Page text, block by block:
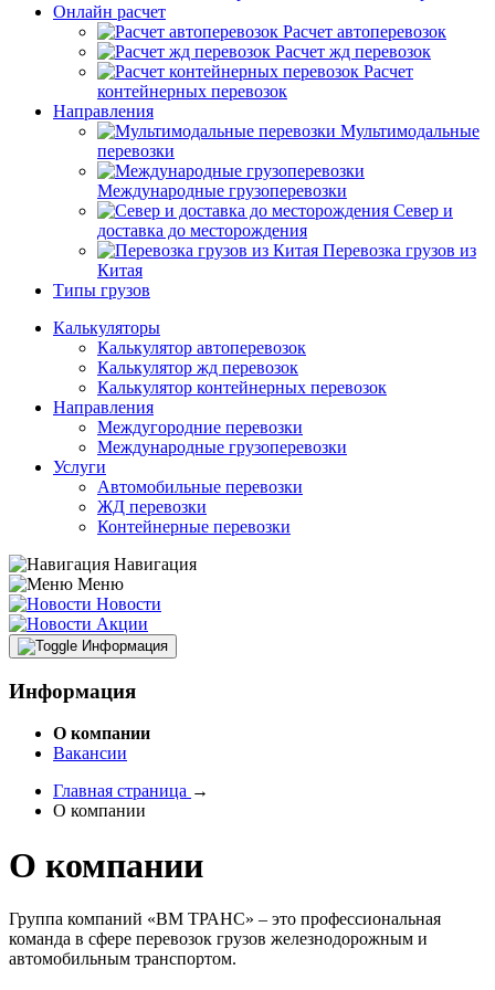
Онлайн расчет
Расчет автоперевозок
Расчет жд перевозок
Расчет
контейнерных перевозок
Направления
Мультимодальные
перевозки
Международные грузоперевозки
Север и
доставка до месторождения
Перевозка грузов из
Китая
Типы грузов
Калькуляторы
Калькулятор автоперевозок
Калькулятор жд перевозок
Калькулятор контейнерных перевозок
Направления
Междугородние перевозки
Международные грузоперевозки
Услуги
Автомобильные перевозки
ЖД перевозки
Контейнерные перевозки
Навигация
Меню
Новости
Акции
Информация
Информация
О компании
Вакансии
Главная страница →
О компании
О компании
Группа компаний «ВМ ТРАНС» – это профессиональная
команда в сфере перевозок грузов железнодорожным и
автомобильным транспортом.